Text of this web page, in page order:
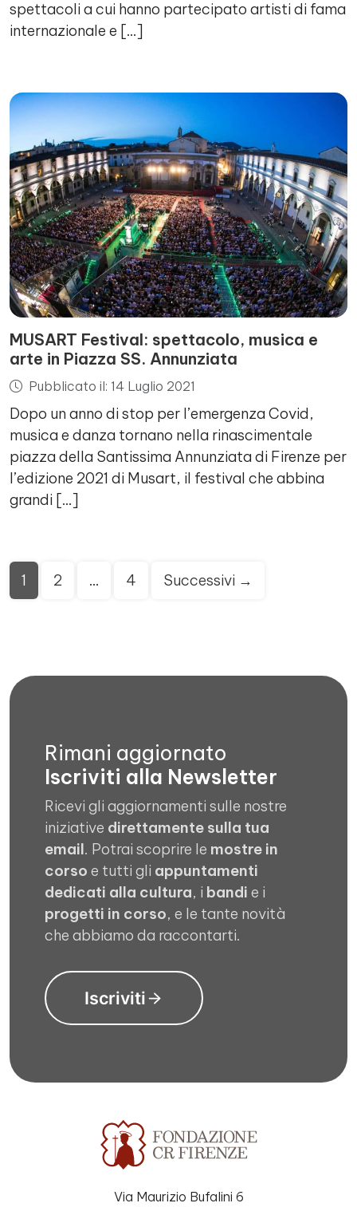
spettacoli a cui hanno partecipato artisti di fama
internazionale e […]
MUSART Festival: spettacolo, musica e
arte in Piazza SS. Annunziata
Pubblicato il: 14 Luglio 2021
Dopo un anno di stop per l’emergenza Covid,
musica e danza tornano nella rinascimentale
piazza della Santissima Annunziata di Firenze per
l’edizione 2021 di Musart, il festival che abbina
grandi […]
Paginazione
degli
1 2 … 4 Successivi →
Rimani aggiornato
Iscriviti alla Newsletter
Ricevi gli aggiornamenti sulle nostre
iniziative direttamente sulla tua
email. Potrai scoprire le mostre in
corso e tutti gli appuntamenti
dedicati alla cultura, i bandi e i
progetti in corso, e le tante novità
che abbiamo da raccontarti.
Iscriviti
Via Maurizio Bufalini 6